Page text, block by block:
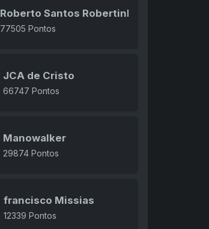
Roberto Santos Robertinho
77505 Pontos
JCA de Cristo
66747 Pontos
Manowalker
29874 Pontos
francisco Missias
12339 Pontos